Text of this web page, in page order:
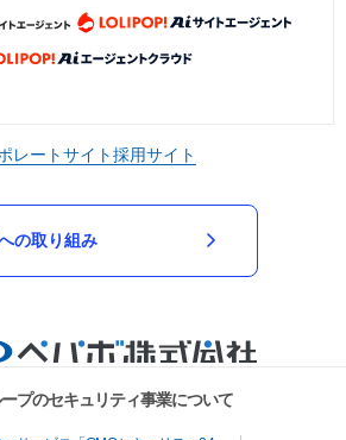
レートサイト採用サイト
の取り組み
プのセキュリティ事業について